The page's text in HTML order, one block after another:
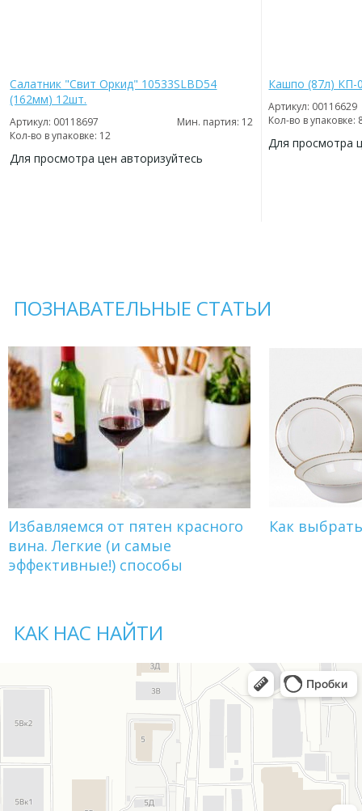
Салатник "Свит Оркид" 10533SLBD54
(162мм) 12шт.
Артикул: 00118697
Мин. партия: 12
Кол-во в упаковке: 12
Для просмотра цен авторизуйтесь
Кашпо (87л) КП-
Артикул: 00116629
Кол-во в упаковке:
Для просмотра
ПОЗНАВАТЕЛЬНЫЕ СТАТЬИ
Избавляемся от пятен красного
вина. Легкие (и самые
эффективные!) способы
Как
КАК НАС НАЙТИ